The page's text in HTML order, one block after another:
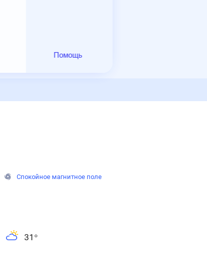
Помощь
Спокойное магнитное поле
31 °